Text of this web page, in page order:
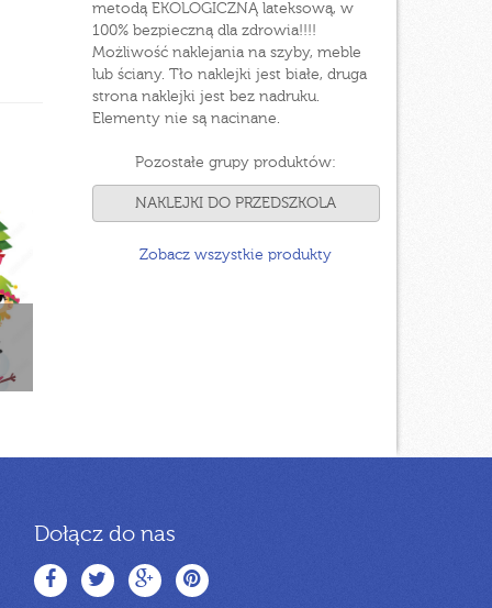
metodą EKOLOGICZNĄ lateksową, w
100% bezpieczną dla zdrowia!!!!
Możliwość naklejania na szyby, meble
lub ściany. Tło naklejki jest białe, druga
strona naklejki jest bez nadruku.
Elementy nie są nacinane.
Pozostałe grupy produktów:
NAKLEJKI DO PRZEDSZKOLA
Zobacz wszystkie produkty
Dołącz do nas